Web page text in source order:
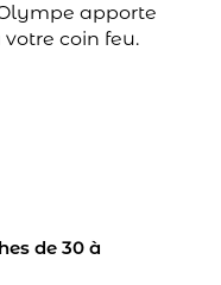
apporte
coin feu.
de 30 à